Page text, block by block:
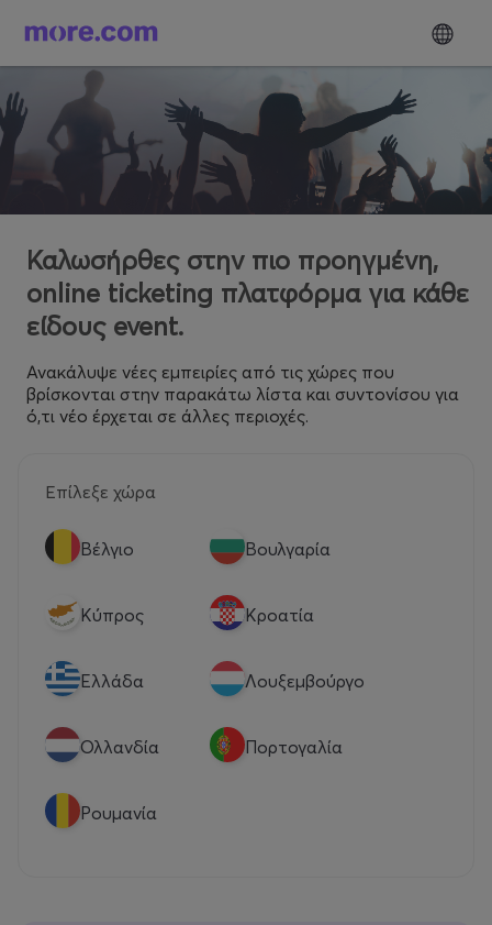
Καλωσήρθες στην πιο προηγμένη,
online ticketing πλατφόρμα για κάθε
είδους event.
Ανακάλυψε νέες εμπειρίες από τις χώρες που
βρίσκονται στην παρακάτω λίστα και συντονίσου για
ό,τι νέο έρχεται σε άλλες περιοχές.
Επίλεξε χώρα
Βέλγιο Βουλγαρία
Κύπρος Κροατία
Eλλάδα Λουξεμβούργο
Ολλανδία Πορτογαλία
Ρουμανία